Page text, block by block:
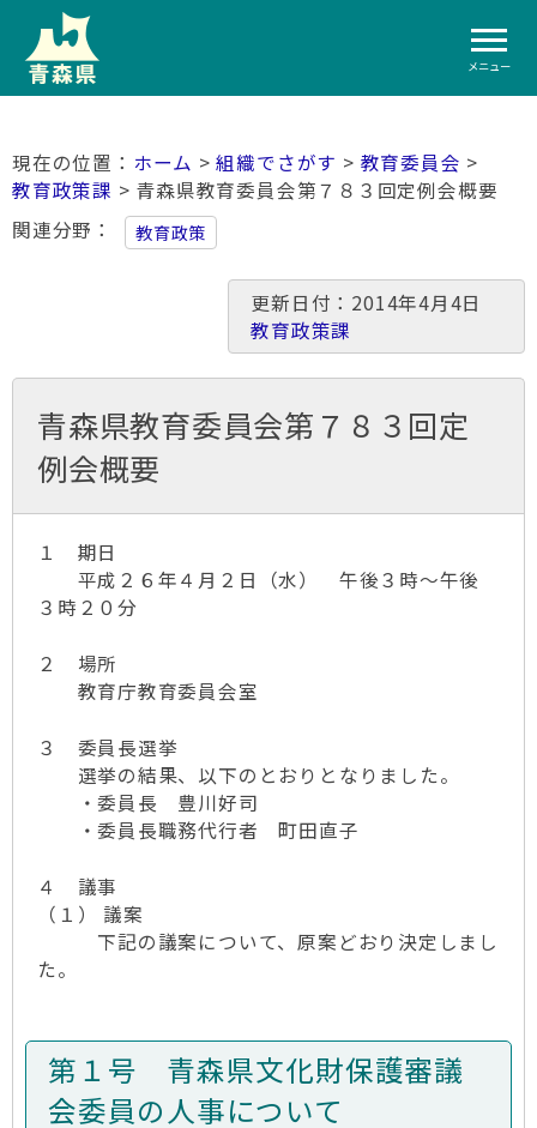
メニュー
ホーム >組織でさがす > 教育委員会 >
教育政策課 > 青森県教育委員会第７８３回定例会概要
関連分野
教育政策
更新日付：2014年4月4日
教育政策課
青森県教育委員会第７８３回定
例会概要
１ 期日
平成２６年４月２日（水） 午後３時～午後
３時２０分
２ 場所
教育庁教育委員会室
３ 委員長選挙
選挙の結果、以下のとおりとなりました。
・委員長 豊川好司
・委員長職務代行者 町田直子
４ 議事
（１） 議案
下記の議案について、原案どおり決定しまし
た。
第１号 青森県文化財保護審議
会委員の人事について